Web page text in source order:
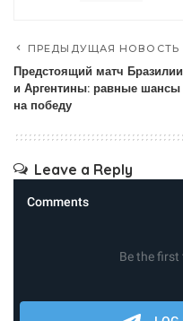
ПРЕДЫДУЩАЯ НОВОСТЬ
Предстоящий матч Бразилии
и Аргентины: равные шансы
на победу
Leave a Reply